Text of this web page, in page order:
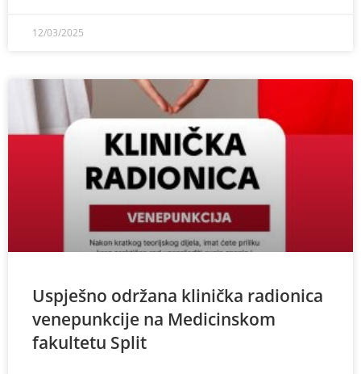
12/03/2025
Uspješno održana klinička radionica
venepunkcije na Medicinskom
fakultetu Split